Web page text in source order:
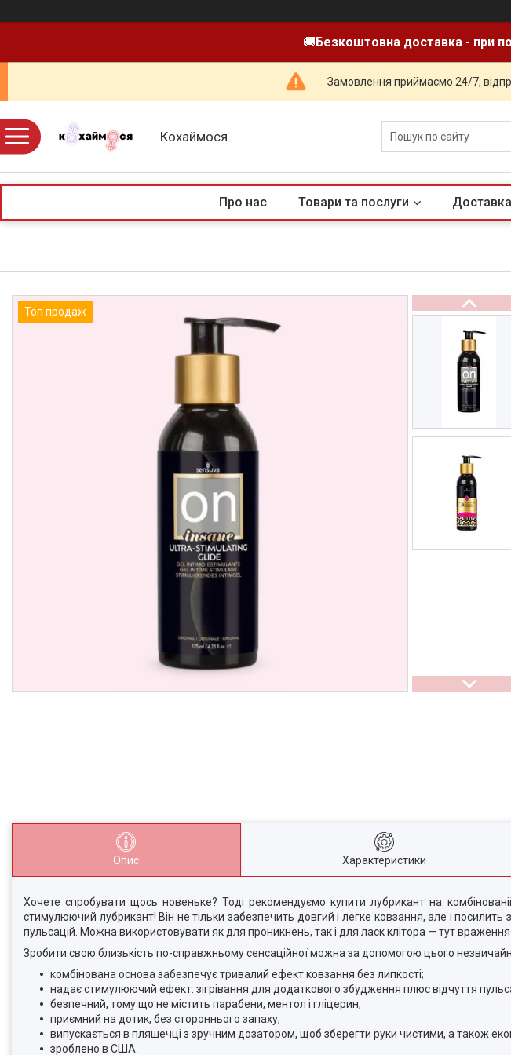
🚚Безкоштовна доставка - при
Замовлення приймаємо 24/7,
Кохаймося
Про нас Товари та послуги
Топ продаж
Опис Характеристики
Хочете спробувати щось новеньке? Тоді рекомендуємо купити лубрикант на
стимулюючий лубрикант! Він не тільки забезпечить довгий і легке ковзання, але і посилить
пульсацій. Можна використовувати як для проникнень, так і для ласк клітора — тут
Зробити свою близькість по-справжньому сенсаційної можна за допомогою цього
комбінована основа забезпечує тривалий ефект ковзання без липкості;
надає стимулюючий ефект: зігрівання для додаткового збудження плюс відчуття
безпечний, тому що не містить парабени, ментол і гліцерин;
приємний на дотик, без стороннього запаху;
випускається в пляшечці з зручним дозатором, щоб зберегти руки чистими, а також
зроблено в США.